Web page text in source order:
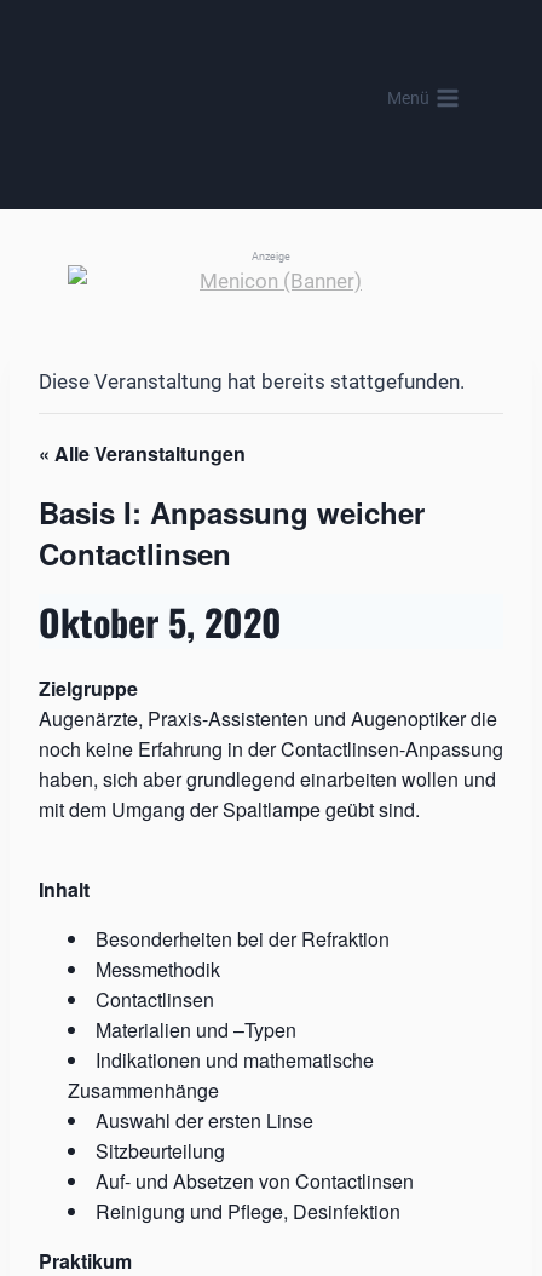
Menü
Anzeige
Diese Veranstaltung hat bereits stattgefunden.
« Alle Veranstaltungen
Basis I: Anpassung weicher
Contactlinsen
Oktober 5, 2020
Zielgruppe
Augenärzte, Praxis-Assistenten und Augenoptiker die
noch keine Erfahrung in der Contactlinsen-Anpassung
haben, sich aber grundlegend einarbeiten wollen und
mit dem Umgang der Spaltlampe geübt sind.
Inhalt
Besonderheiten bei der Refraktion
Messmethodik
Contactlinsen
Materialien und –Typen
Indikationen und mathematische
Zusammenhänge
Auswahl der ersten Linse
Sitzbeurteilung
Auf- und Absetzen von Contactlinsen
Reinigung und Pflege, Desinfektion
Praktikum